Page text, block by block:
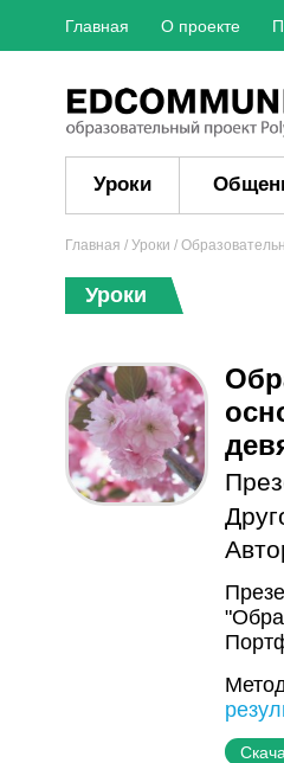
Главная О проекте
Уроки
Главная / Уроки /
Уроки